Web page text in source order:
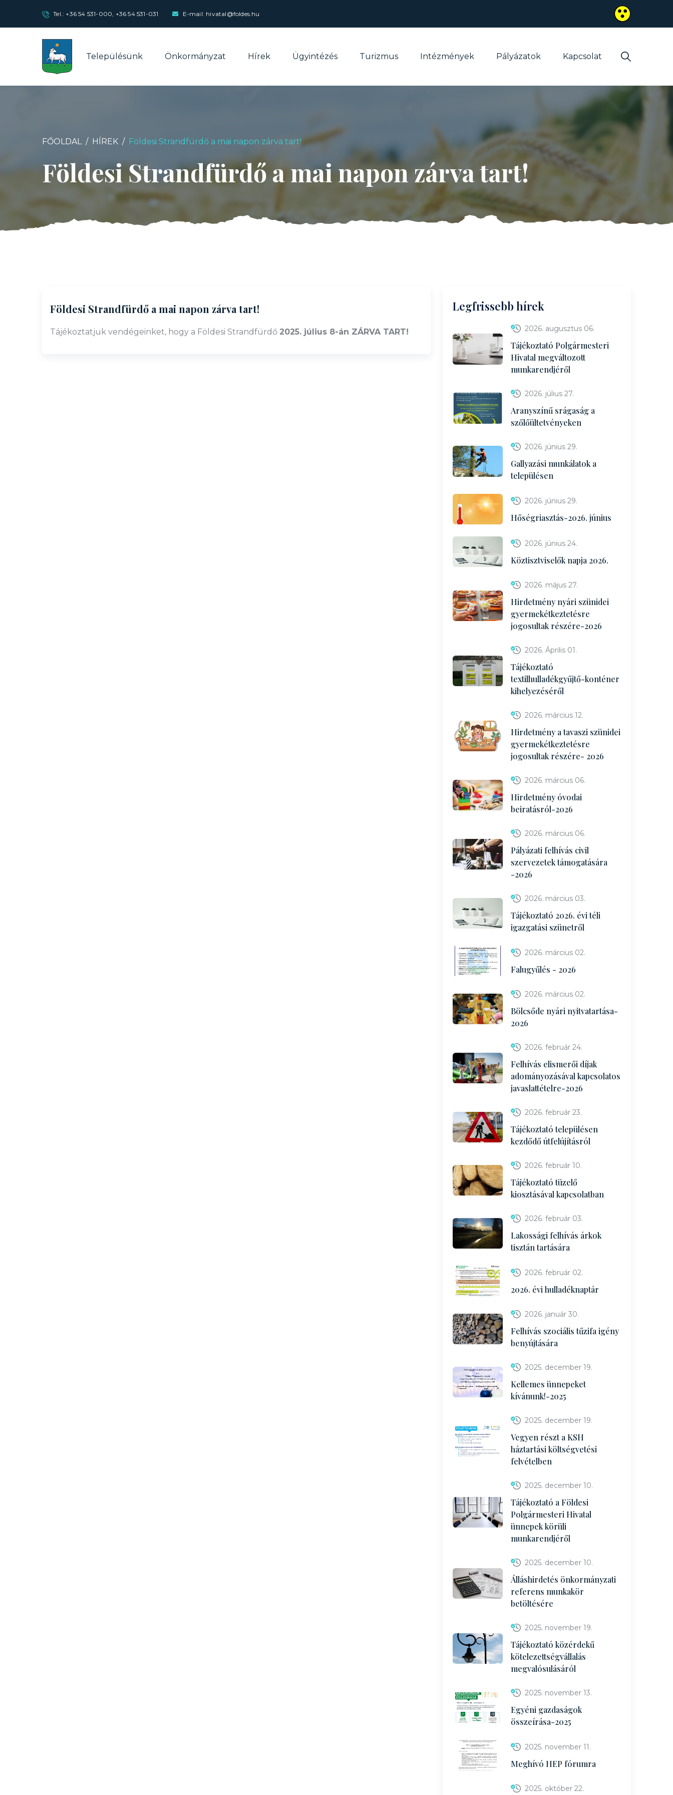
Tel.:+36 54 531-000, +36 54 531-031 E-mail: hivatal@foldes.hu
Településünk Önkormányzat Hírek Ügyintézés Turizmus Intézmények Pályázatok Kapcsolat
FŐOLDAL HÍREK Földesi Strandfürdő a mai napon zárva tart!
Földesi Strandfürdő a mai napon zárva tart!
Földesi Strandfürdő a mai napon zárva tart!
Tájékoztatjuk vendégeinket, hogy a Földesi Strandfürdő 2025. július 8-án ZÁRVA TART!
Legfrissebb hírek
2026. augusztus 06.
Tájékoztató Polgármesteri
Hivatal megváltozott
munkarendjéről
2026. július 27.
Aranyszínű srágaság a
szőlőültetvényeken
2026. június 29.
Gallyazási munkálatok a
településen
2026. június 29.
Hőségriasztás-2026. június
2026. június 24.
Köztisztviselők napja 2026.
2026. május 27.
Hirdetmény nyári szünidei
gyermekétkeztetésre
jogosultak részére-2026
2026. Április 01.
Tájékoztató
textilhulladékgyűjtő-konténer
kihelyezéséről
2026. március 12.
Hirdetmény a tavaszi szünidei
gyermekétkeztetésre
jogosultak részére- 2026
2026. március 06.
Hirdetmény óvodai
beiratásról-2026
2026. március 06.
Pályázati felhívás civil
szervezetek támogatására
-2026
2026. március 03.
Tájékoztató 2026. évi téli
igazgatási szünetről
2026. március 02.
Falugyűlés - 2026
2026. március 02.
Bölcsőde nyári nyitvatartása-
2026
2026. február 24.
Felhívás elismerői díjak
adományozásával kapcsolatos
javaslattételre-2026
2026. február 23.
Tájékoztató településen
kezdődő útfelújításról
2026. február 10.
Tájékoztató tüzelő
kiosztásával kapcsolatban
2026. február 03.
Lakossági felhívás árkok
tisztán tartására
2026. február 02.
2026. évi hulladéknaptár
2026. január 30.
Felhívás szociális tűzifa igény
benyújtására
2025. december 19.
Kellemes ünnepeket
kívánunk!-2025
2025. december 19.
Vegyen részt a KSH
háztartási költségvetési
felvételben
2025. december 10.
Tájékoztató a Földesi
Polgármesteri Hivatal
ünnepek körüli
munkarendjéről
2025. december 10.
Álláshirdetés önkormányzati
referens munkakör
betöltésére
2025. november 19.
Tájékoztató közérdekű
kötelezettségvállalás
megvalósulásáról
2025. november 13.
Egyéni gazdaságok
összeírása-2025
2025. november 11.
Meghívó HEP fórumra
2025. október 22.